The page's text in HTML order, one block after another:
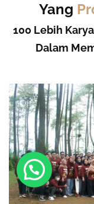
Yang
100 Lebih
Dalam